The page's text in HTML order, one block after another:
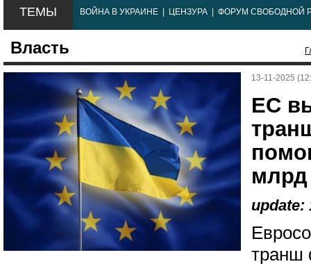
ТЕМЫ ВОЙНА В УКРАИНЕ ЦЕНЗУРА ФОРУМ СВОБОДНОЙ
Власть
13-11-2025
ЕС
млрд
update:
транш